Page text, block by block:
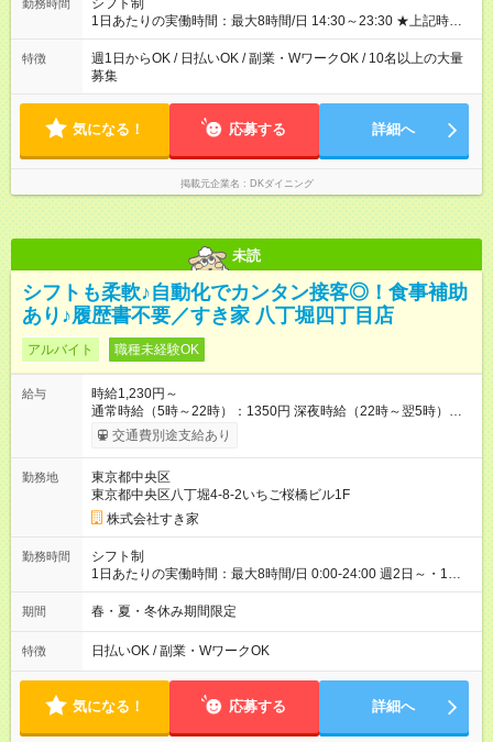
勤務時間
シフト制
1日あたりの実働時間：最大8時間/日 14:30～23:30 ★上記時間
から3時間／日～OK ★週1日～OK ※勤務時間の変動の可能性あ
り ※22時以降勤務は18歳以上(法令による) ★自己申告の自由シ
フト制
特徴
週1日からOK / 日払いOK / 副業・WワークOK / 10名以上の大量
募集
気になる！ 応募する 詳細へ
掲載元企業名 DKダイニング
未読
シフトも柔軟♪自動化でカンタン接客◎！食事補助
あり♪履歴書不要／すき家 八丁堀四丁目店
アルバイト 職種未経験OK
給与
時給1,230円～
通常時給（5時～22時）：1350円 深夜時給（22時～翌5時）：
1688円 高校生時給：1230円 【特別手当】早朝手当（5：00-9：
00）時給+150円 【試用期間】試用期間あり 試用期間の長さ：1
30日（※条件変更なし）ですが、切り上げで一ヶ月とさせてい
ただきます。 研修制度あり：15時間(研修中も同時給）
交通費別途支給あり
勤務地
東京都中央区
東京都中央区八丁堀4-8-2いちご桜橋ビル1F
株式会社すき家
勤務時間
シフト制
1日あたりの実働時間：最大8時間/日 0:00-24:00 週2日～・1日
2h～OK ＜シフト例＞ 〇朝帯 5:00-9:00 〇昼帯 9:00-14:00 〇午
後帯 14:00-18:00 〇夜帯 18:00-22:00 〇深夜帯 22:00-翌5:00 基
ます♪
期間 春・夏・冬休み期間限定
特徴 日払いOK / 副業・WワークOK
気になる！ 応募する 詳細へ